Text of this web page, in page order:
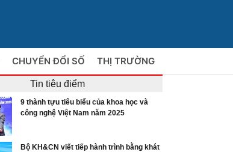
CHUYỂN ĐỔI SỐ THỊ TRƯỜNG
Tin tiêu điểm
9 thành tựu tiêu biểu của khoa học và
công nghệ Việt Nam năm 2025
Bộ KH&CN viết tiếp hành trình bằng khát